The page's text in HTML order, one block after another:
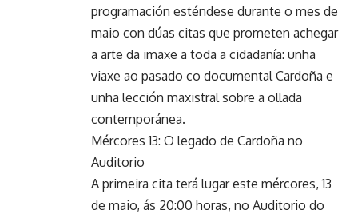
programación esténdese durante o mes de
maio con dúas citas que prometen achegar
a arte da imaxe a toda a cidadanía: unha
viaxe ao pasado co documental Cardoña e
unha lección maxistral sobre a ollada
contemporánea.
Mércores 13: O legado de Cardoña no
Auditorio
A primeira cita terá lugar este mércores, 13
de maio, ás 20:00 horas, no Auditorio do